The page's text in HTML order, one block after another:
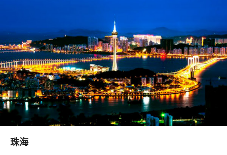
珠海